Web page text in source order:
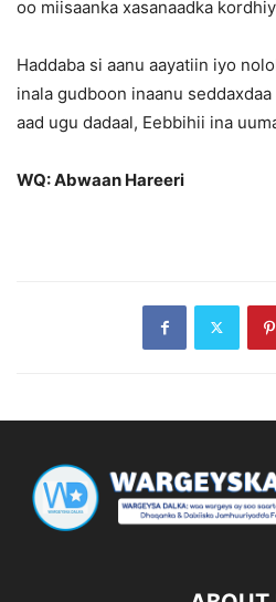
oo miisaanka xasanaadka
Haddaba si aanu aayatiin iyo
inala gudboon inaanu
aad ugu dadaal, Eebbihii ina
WQ: Abwaan Hareeri